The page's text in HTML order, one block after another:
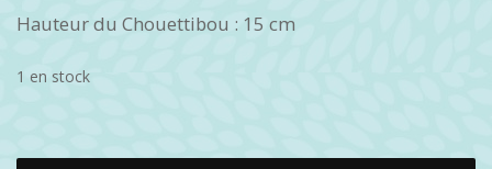
Hauteur du Chouettibou : 15 cm
1 en stock